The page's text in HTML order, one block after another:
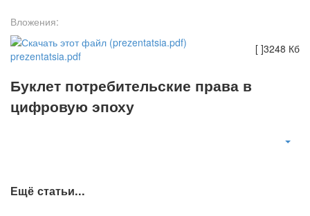
Вложения:
prezentatsia.pdf
[ ]3248 Кб
Буклет потребительские права в
цифровую эпоху
Ещё статьи...